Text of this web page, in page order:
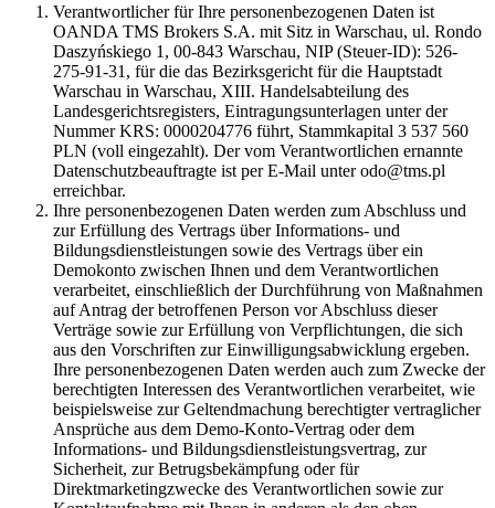
Verantwortlicher für Ihre personenbezogenen Daten ist
OANDA TMS Brokers S.A. mit Sitz in Warschau, ul. Rondo
Daszyńskiego 1, 00-843 Warschau, NIP (Steuer-ID): 526-
275-91-31, für die das Bezirksgericht für die Hauptstadt
Warschau in Warschau, XIII. Handelsabteilung des
Landesgerichtsregisters, Eintragungsunterlagen unter der
Nummer KRS: 0000204776 führt, Stammkapital 3 537 560
PLN (voll eingezahlt). Der vom Verantwortlichen ernannte
Datenschutzbeauftragte ist per E-Mail unter odo@tms.pl
erreichbar.
Ihre personenbezogenen Daten werden zum Abschluss und
zur Erfüllung des Vertrags über Informations- und
Bildungsdienstleistungen sowie des Vertrags über ein
Demokonto zwischen Ihnen und dem Verantwortlichen
verarbeitet, einschließlich der Durchführung von Maßnahmen
auf Antrag der betroffenen Person vor Abschluss dieser
Verträge sowie zur Erfüllung von Verpflichtungen, die sich
aus den Vorschriften zur Einwilligungsabwicklung ergeben.
Ihre personenbezogenen Daten werden auch zum Zwecke der
berechtigten Interessen des Verantwortlichen verarbeitet, wie
beispielsweise zur Geltendmachung berechtigter vertraglicher
Ansprüche aus dem Demo-Konto-Vertrag oder dem
Informations- und Bildungsdienstleistungsvertrag, zur
Sicherheit, zur Betrugsbekämpfung oder für
Direktmarketingzwecke des Verantwortlichen sowie zur